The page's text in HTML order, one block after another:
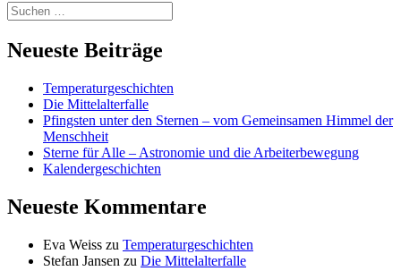
Suchen
nach:
Neueste Beiträge
Temperaturgeschichten
Die Mittelalterfalle
Pfingsten unter den Sternen – vom Gemeinsamen Himmel der
Menschheit
Sterne für Alle – Astronomie und die Arbeiterbewegung
Kalendergeschichten
Neueste Kommentare
Eva Weiss zu Temperaturgeschichten
Stefan Jansen zu Die Mittelalterfalle